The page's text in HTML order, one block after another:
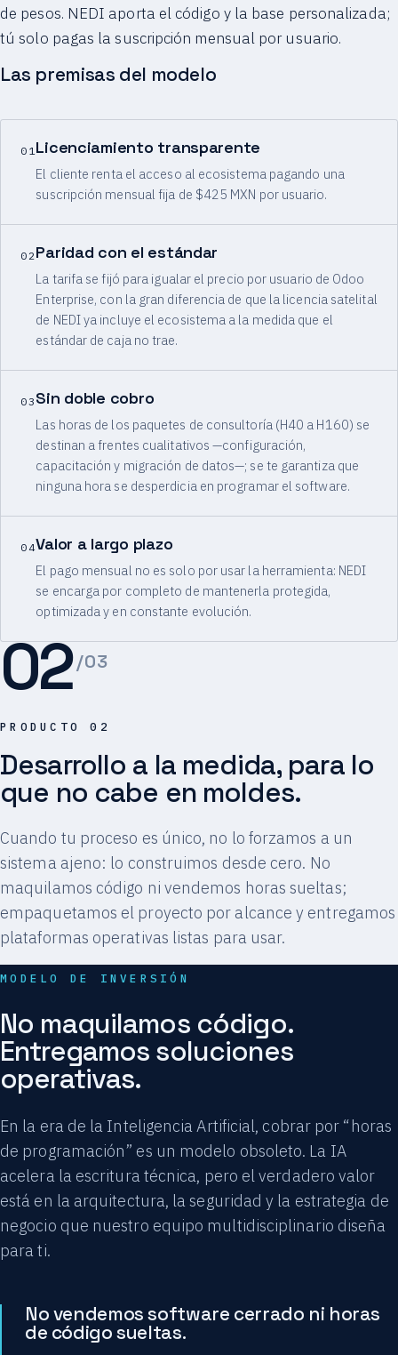
de pesos. NEDI aporta el código y la base personalizada;
tú solo pagas la suscripción mensual por usuario.
Las premisas del modelo
01Licenciamiento transparente
El cliente renta el acceso al ecosistema pagando una
suscripción mensual fija de $425 MXN por usuario.
02Paridad con el estándar
La tarifa se fijó para igualar el precio por usuario de Odoo
Enterprise, con la gran diferencia de que la licencia satelital
de NEDI ya incluye el ecosistema a la medida que el
estándar de caja no trae.
03 Sin doble cobro
Las horas de los paquetes de consultoría (H40 a H160) se
destinan a frentes cualitativos —configuración,
capacitación y migración de datos—; se te garantiza que
ninguna hora se desperdicia en programar el software.
04Valor a largo plazo
El pago mensual no es solo por usar la herramienta: NEDI
se encarga por completo de mantenerla protegida,
optimizada y en constante evolución.
02/03
PRODUCTO 02
Desarrollo a la medida, para lo
que no cabe en moldes.
Cuando tu proceso es único, no lo forzamos a un
sistema ajeno: lo construimos desde cero. No
maquilamos código ni vendemos horas sueltas;
empaquetamos el proyecto por alcance y entregamos
plataformas operativas listas para usar.
MODELO DE INVERSIÓN
No maquilamos código.
Entregamos soluciones
operativas.
En la era de la Inteligencia Artificial, cobrar por “horas
de programación” es un modelo obsoleto. La IA
acelera la escritura técnica, pero el verdadero valor
está en la arquitectura, la seguridad y la estrategia de
negocio que nuestro equipo multidisciplinario diseña
para ti.
No vendemos software cerrado ni horas
de código sueltas.